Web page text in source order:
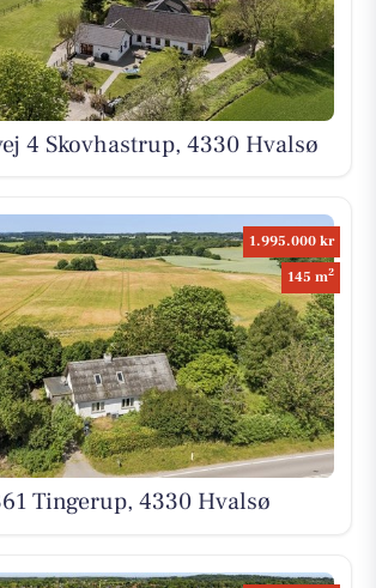
4 Skovhastrup, 4330 Hvalsø
1.995.000 kr
145 m2
Tingerup, 4330 Hvalsø